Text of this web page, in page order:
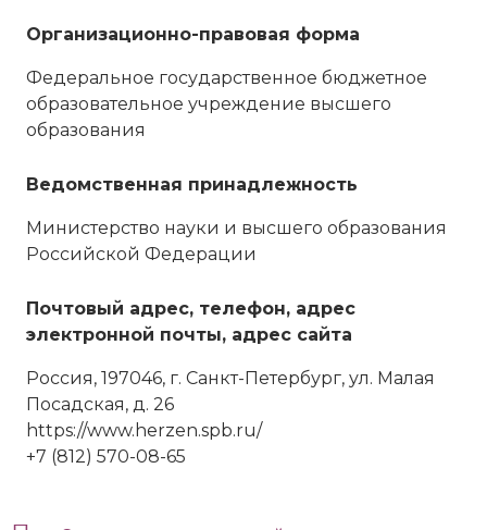
Организационно-правовая форма
Федеральное государственное бюджетное
образовательное учреждение высшего
образования
Ведомственная принадлежность
Министерство науки и высшего образования
Российской Федерации
Почтовый адрес, телефон, адрес
электронной почты, адрес сайта
Россия, 197046, г. Санкт-Петербург, ул. Малая
Посадская, д. 26
https://www.herzen.spb.ru/
+7 (812) 570-08-65